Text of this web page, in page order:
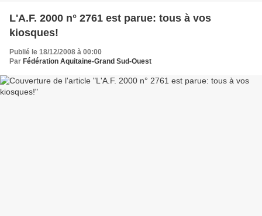
L'A.F. 2000 n° 2761 est parue: tous à vos
kiosques!
Publié le 18/12/2008 à 00:00
Par Fédération Aquitaine-Grand Sud-Ouest